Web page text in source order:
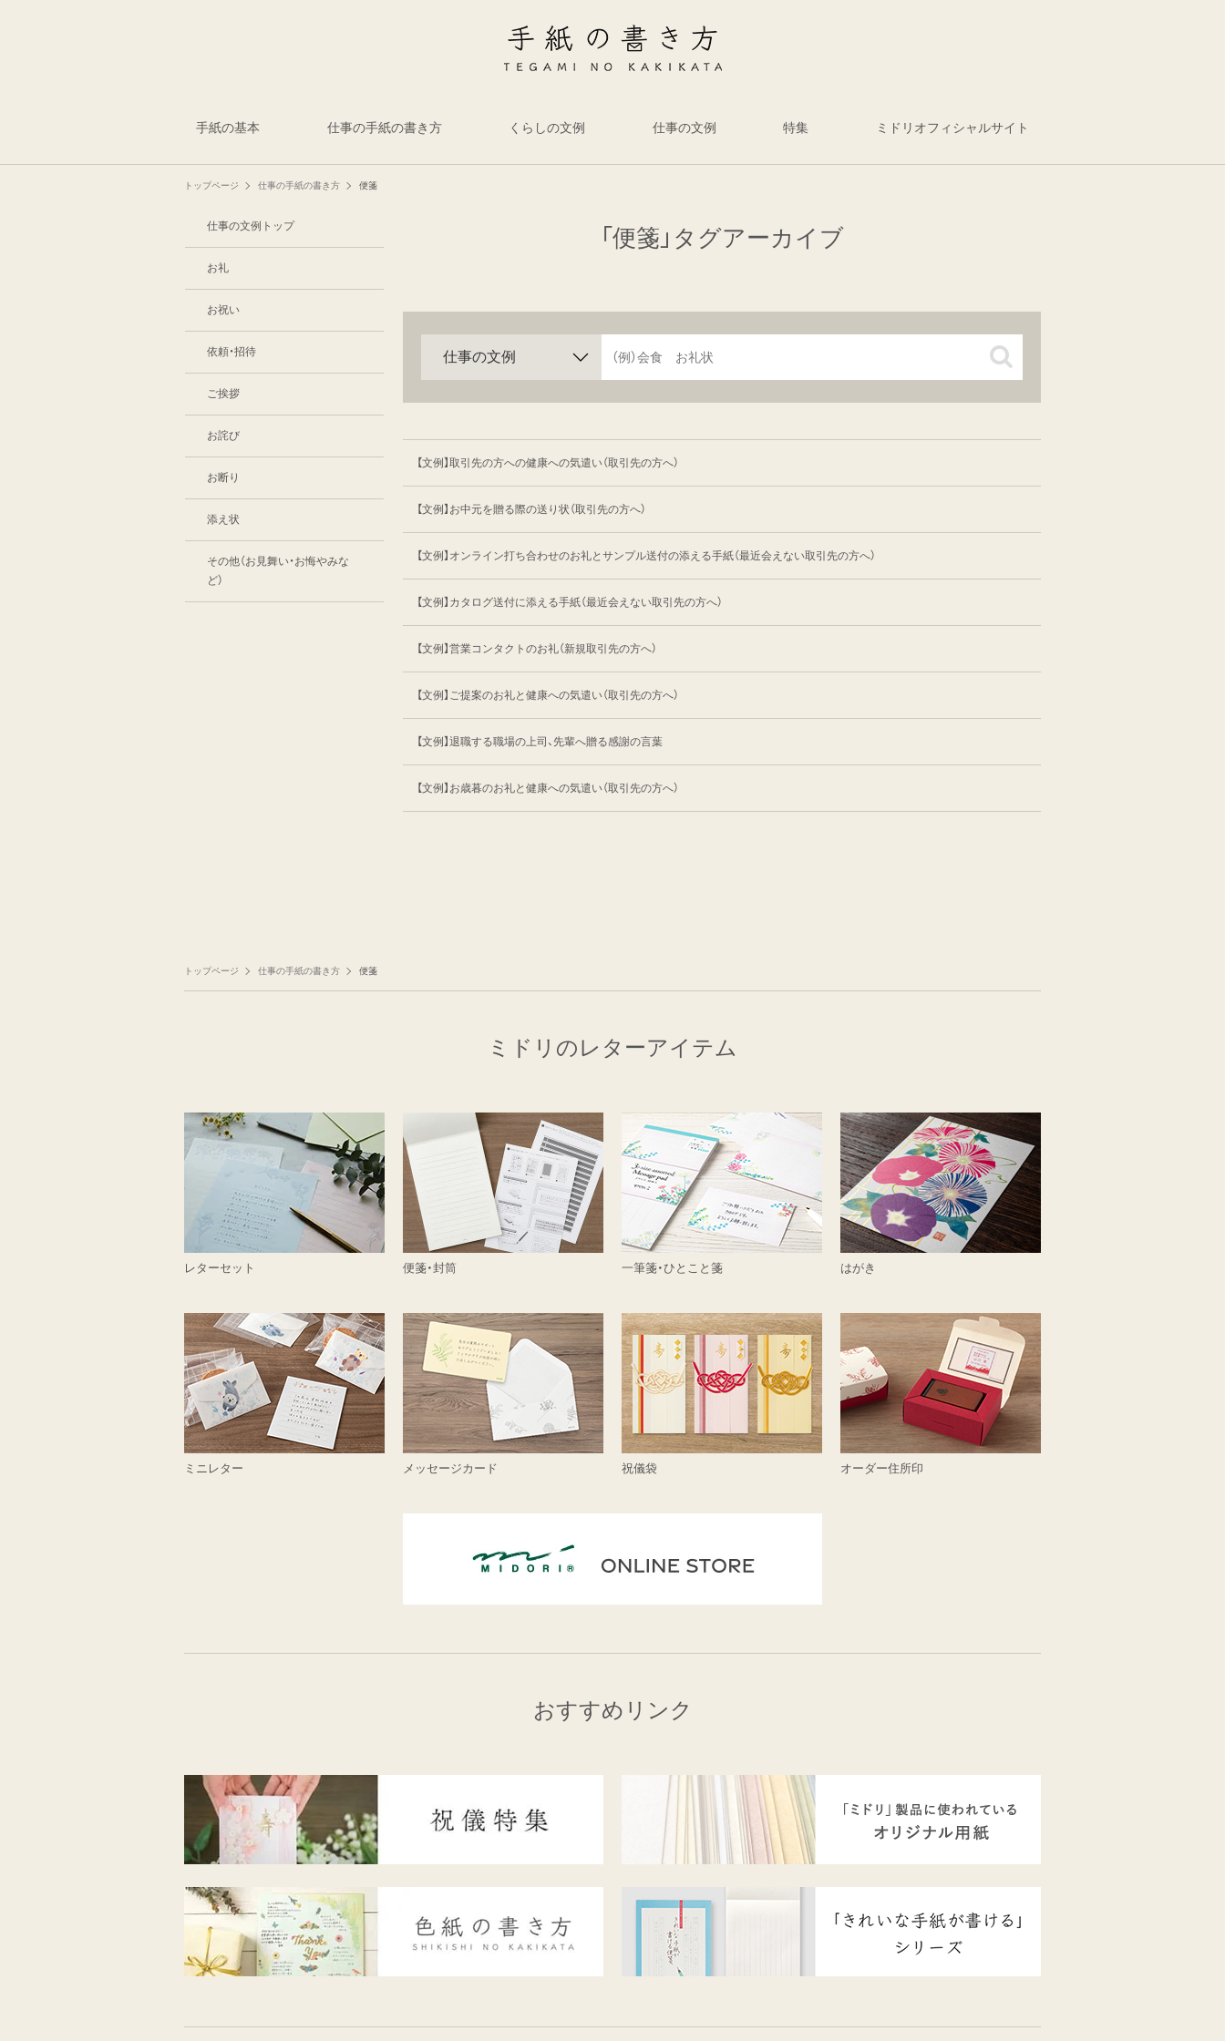
手紙の基本 仕事の手紙の書き方 くらしの文例 仕事の文例 特集 ミドリオフィシャルサイト
トップページ 仕事の手紙の書き方 便箋
「便箋」タグアーカイブ
【文例】取引先の方への健康への気遣い（取引先の方へ）
【文例】お中元を贈る際の送り状（取引先の方へ）
【文例】オンライン打ち合わせのお礼とサンプル送付の添える手紙（最近会えない取引先の方へ）
【文例】カタログ送付に添える手紙（最近会えない取引先の方へ）
【文例】営業コンタクトのお礼（新規取引先の方へ）
【文例】ご提案のお礼と健康への気遣い（取引先の方へ）
【文例】退職する職場の上司、先輩へ贈る感謝の言葉
【文例】お歳暮のお礼と健康への気遣い（取引先の方へ）
仕事の文例トップ
お礼
お祝い
依頼・招待
ご挨拶
お詫び
お断り
添え状
その他（お見舞い・お悔やみな
ど）
トップページ 仕事の手紙の書き方 便箋
ミドリのレターアイテム
レターセット 便箋・封筒 一筆箋・ひとこと箋 はがき
ミニレター メッセージカード 祝儀袋 オーダー住所印
おすすめリンク